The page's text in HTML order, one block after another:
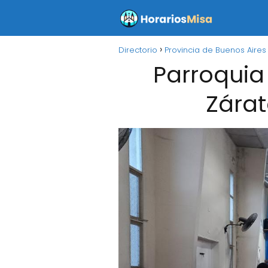
Directorio Provincia de Buenos Aires